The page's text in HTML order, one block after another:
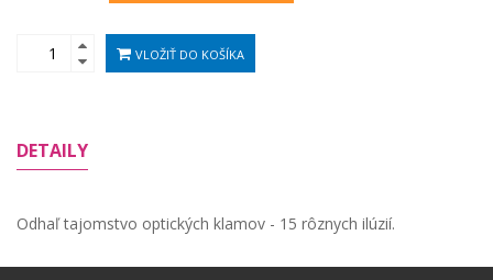
VLOŽIŤ DO KOŠÍKA
DETAILY
Odhaľ tajomstvo optických klamov - 15 rôznych ilúzií.